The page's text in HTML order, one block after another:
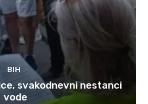
BIH
svakodnevni nestanci
vode